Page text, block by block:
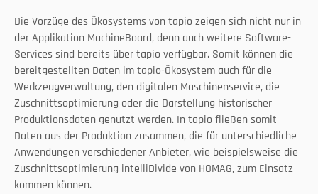
Die Vorzüge des Ökosystems von tapio zeigen sich nicht nur in
der Applikation MachineBoard, denn auch weitere Software-
Services sind bereits über tapio verfügbar. Somit können die
bereitgestellten Daten im tapio-Ökosystem auch für die
Werkzeugverwaltung, den digitalen Maschinenservice, die
Zuschnittsoptimierung oder die Darstellung historischer
Produktionsdaten genutzt werden. In tapio fließen somit
Daten aus der Produktion zusammen, die für unterschiedliche
Anwendungen verschiedener Anbieter, wie beispielsweise die
Zuschnittsoptimierung intelliDivide von HOMAG, zum Einsatz
kommen können.